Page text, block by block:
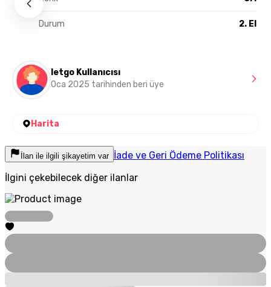
Durum 2. El
letgo Kullanıcısı
Oca 2025 tarihinden beri üye
Harita
İlan ile ilgili şikayetim var İade ve Geri Ödeme Politikası
İlgini çekebilecek diğer ilanlar